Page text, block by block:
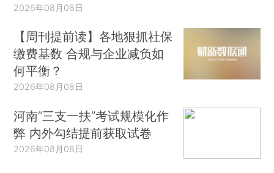
2026年08月08日
【周刊提前读】各地狠抓社保
缴费基数 合规与企业减负如
何平衡？
2026年08月08日
河南“三支一扶”考试规模化作
弊 内外勾结提前获取试卷
2026年08月08日